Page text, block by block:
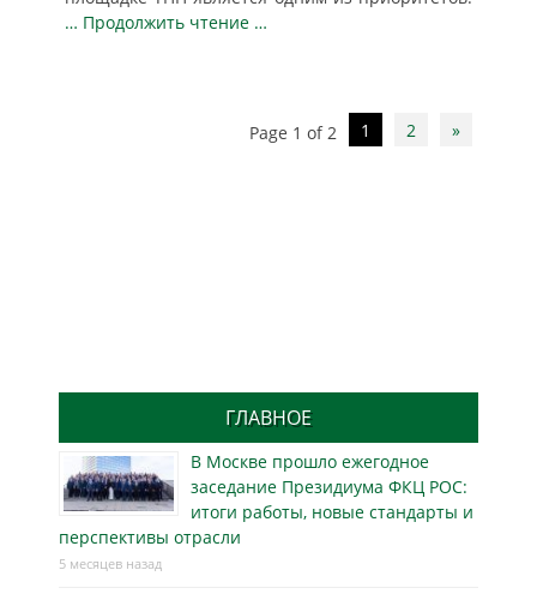
… Продолжить чтение …
Page 1 of 2 1 2 »
ГЛАВНОЕ
В Москве прошло ежегодное
заседание Президиума ФКЦ РОС:
итоги работы, новые стандарты и
перспективы отрасли
5 месяцев назад